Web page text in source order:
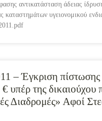
αντικατάσταση άδειας
καταστημάτων υγειονομικού
– Έγκριση
υπέρ της δικαιούχου
Διαδρομές» Αφοί